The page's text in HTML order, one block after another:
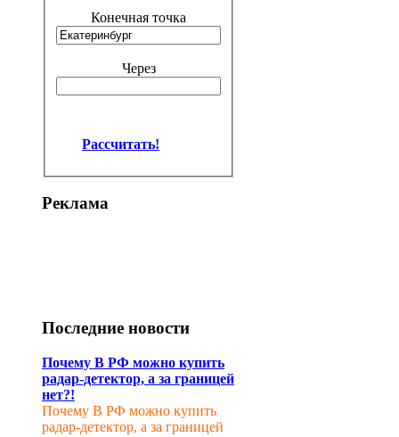
Конечная точка
Через
Рассчитать!
Реклама
Последние новости
Почему В РФ можно купить
радар-детектор, а за границей
нет?!
Почему В РФ можно купить
радар-детектор, а за границей